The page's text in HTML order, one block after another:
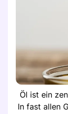
Öl ist ein
In fast allen